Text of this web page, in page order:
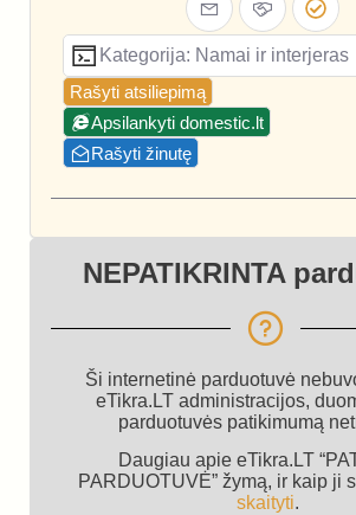
Kategorija: Namai ir interjeras
Rašyti atsiliepimą
Apsilankyti domestic.lt
Rašyti žinutę
NEPATIKRINTA
Ši internetinė parduotuvė
eTikra.LT administracijos,
parduotuvės patikimumą
Daugiau apie eTikra.LT
PARDUOTUVĖ” žymą, ir kaip ji
skaityti.